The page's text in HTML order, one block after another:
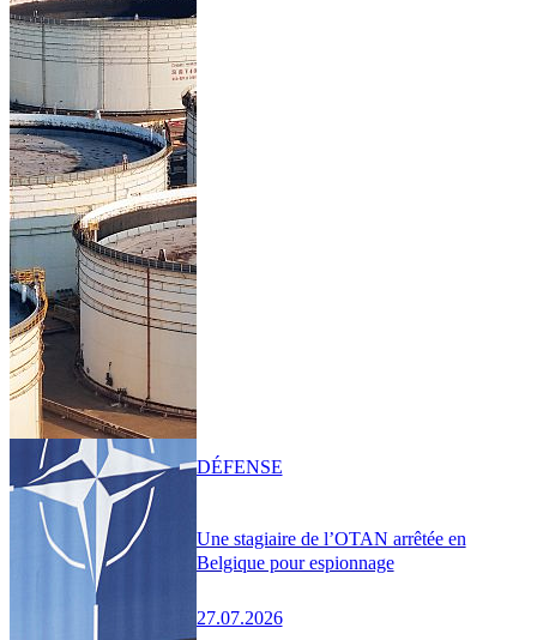
Une stagiaire de l’OTAN arrêtée en
Belgique pour espionnage
27.07.2026
DÉFENSE